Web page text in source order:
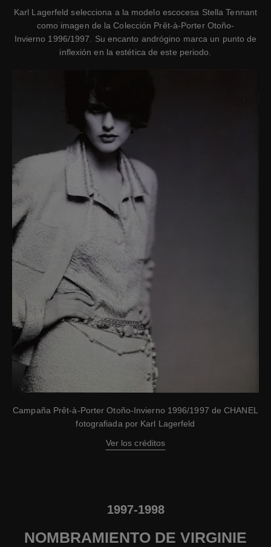
Karl Lagerfeld selecciona a la modelo escocesa Stella Tennant
como imagen de la Colección Prêt-à-Porter Otoño-
Invierno 1996/1997. Su encanto andrógino marca un punto de
inflexión en la estética de este periodo.
Campaña Prêt-à-Porter Otoño-Invierno 1996/1997 de CHANEL
fotografiada por Karl Lagerfeld
Ver los créditos
1997-1998
NOMBRAMIENTO DE VIRGINIE